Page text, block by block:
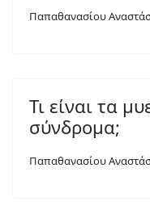
Παπαθανασίου
Τι είναι τα
σύνδρομα;
Παπαθανασίου